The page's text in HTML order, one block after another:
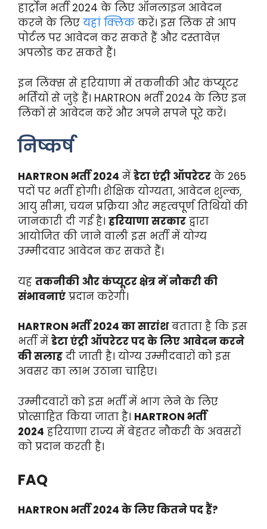
हार्ट्रोन भर्ती 2024 के लिए ऑनलाइन आवेदन
करने के लिए यहां क्लिक करें। इस लिंक से आप
पोर्टल पर आवेदन कर सकते हैं और दस्तावेज़
अपलोड कर सकते हैं।
इन लिंक्स से हरियाणा में तकनीकी और कंप्यूटर
भर्तियों से जुड़े हैं। HARTRON भर्ती 2024 के लिए इन
लिंकों से आवेदन करें और अपने सपने पूरे करें।
निष्कर्ष
HARTRON भर्ती 2024 में डेटा एंट्री ऑपरेटर के 265
पदों पर भर्ती होगी। शैक्षिक योग्यता, आवेदन शुल्क,
आयु सीमा, चयन प्रक्रिया और महत्वपूर्ण तिथियों की
जानकारी दी गई है। हरियाणा सरकार द्वारा
आयोजित की जाने वाली इस भर्ती में योग्य
उम्मीदवार आवेदन कर सकते हैं।
यह तकनीकी और कंप्यूटर क्षेत्र में नौकरी की
संभावनाएं प्रदान करेगी।
HARTRON भर्ती 2024 का सारांशबताता है कि इस
भर्ती में डेटा एंट्री ऑपरेटर पद के लिए आवेदन करने
की सलाह दी जाती है। योग्य उम्मीदवारों को इस
अवसर का लाभ उठाना चाहिए।
उम्मीदवारों को इस भर्ती में भाग लेने के लिए
प्रोत्साहित किया जाता है। HARTRON भर्ती
2024 हरियाणा राज्य में बेहतर नौकरी के अवसरों
को प्रदान करती है।
FAQ
HARTRON भर्ती 2024 के लिए कितने पद हैं?